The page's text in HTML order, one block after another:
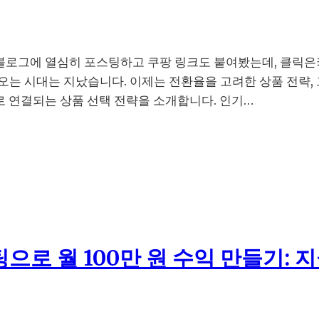
그에 열심히 포스팅하고 쿠팡 링크도 붙여봤는데, 클릭
시대는 지났습니다. 이제는 전환율을 고려한 상품 전
연결되는 상품 선택 전략을 소개합니다. 인기…
로 월 100만 원 수익 만들기: